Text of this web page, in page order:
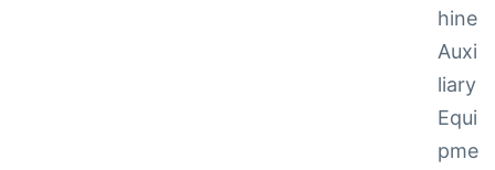
hine
Auxi
liary
Equi
pme